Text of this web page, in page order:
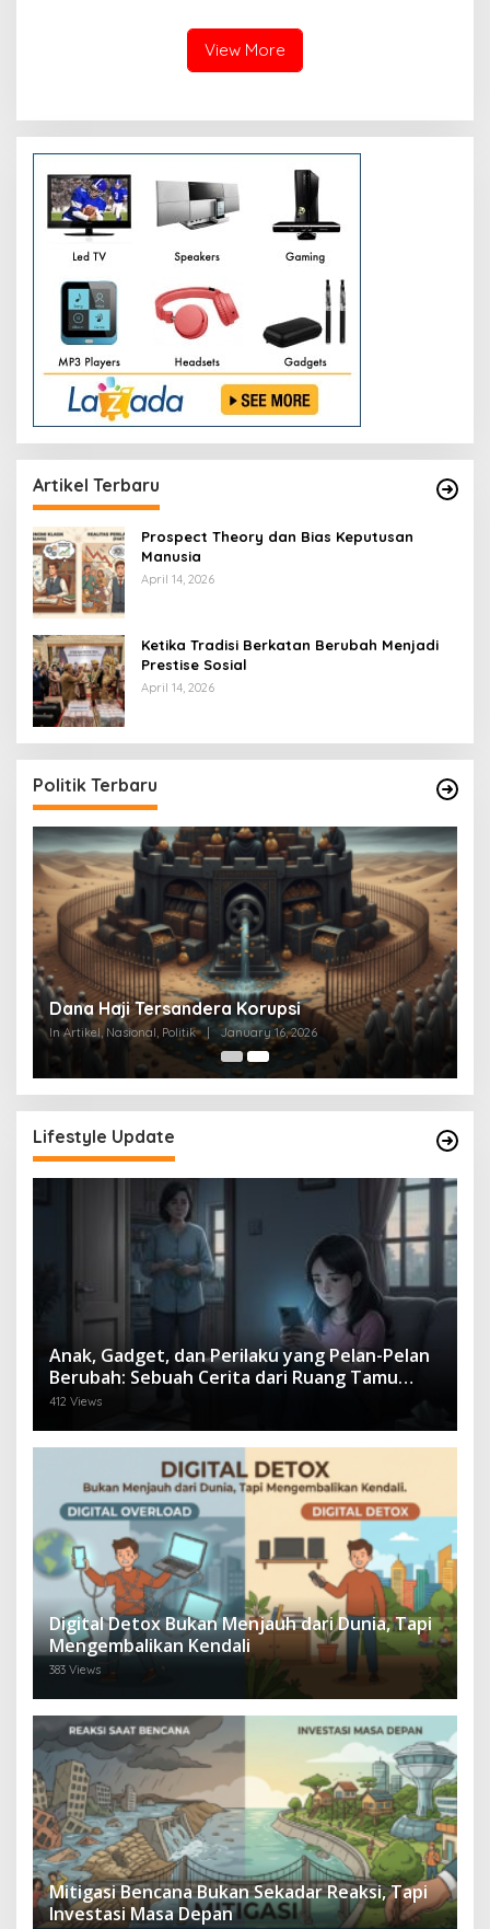
View More
Artikel Terbaru
Prospect Theory dan Bias Keputusan
Manusia
April 14, 2026
Ketika Tradisi Berkatan Berubah Menjadi
Prestise Sosial
April 14, 2026
Politik Terbaru
Dana Haji Tersandera Korupsi
In Artikel, Nasional, Politik January 16, 2026
Lifestyle Update
Anak, Gadget, dan Perilaku yang Pelan-Pelan
Berubah: Sebuah Cerita dari Ruang Tamu
yang Sunyi
412 Views
Digital Detox Bukan Menjauh dari Dunia, Tapi
Mengembalikan Kendali
383 Views
Mitigasi Bencana Bukan Sekadar Reaksi, Tapi
Investasi Masa Depan